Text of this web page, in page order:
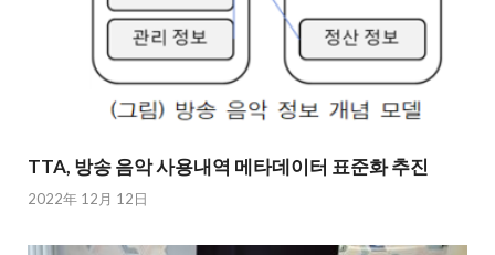
TTA, 방송 음악 사용내역 메타데이터 표준화 추진
2022年 12月 12日